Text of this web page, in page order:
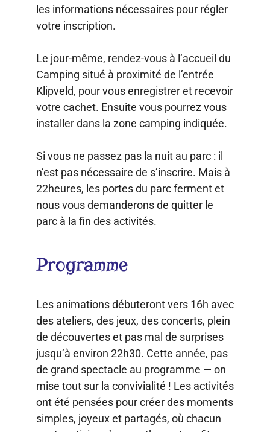
les informations nécessaires pour régler
votre inscription.
Le jour-même, rendez-vous à l’accueil du
Camping situé à proximité de l’entrée
Klipveld, pour vous enregistrer et recevoir
votre cachet. Ensuite vous pourrez vous
installer dans la zone camping indiquée.
Si vous ne passez pas la nuit au parc : il
n’est pas nécessaire de s’inscrire. Mais à
22heures, les portes du parc ferment et
nous vous demanderons de quitter le
parc à la fin des activités.
Programme
Les animations débuteront vers 16h avec
des ateliers, des jeux, des concerts, plein
de découvertes et pas mal de surprises
jusqu’à environ 22h30. Cette année, pas
de grand spectacle au programme — on
mise tout sur la convivialité ! Les activités
ont été pensées pour créer des moments
simples, joyeux et partagés, où chacun